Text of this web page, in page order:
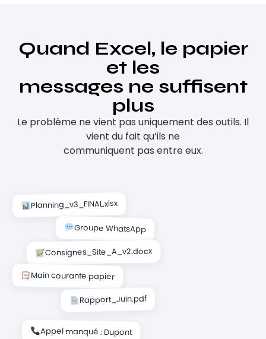
Quand Excel, le papier
et les
messages ne suffisent
plus
Le problème ne vient pas uniquement des outils. Il
vient du fait qu’ils ne
communiquent pas entre eux.
Planning_v3_FINAL.xlsx
Groupe WhatsApp
Consignes_Site_A_v2.docx
Main courante papier
Rapport_Juin.pdf
Appel manqué : Dupont